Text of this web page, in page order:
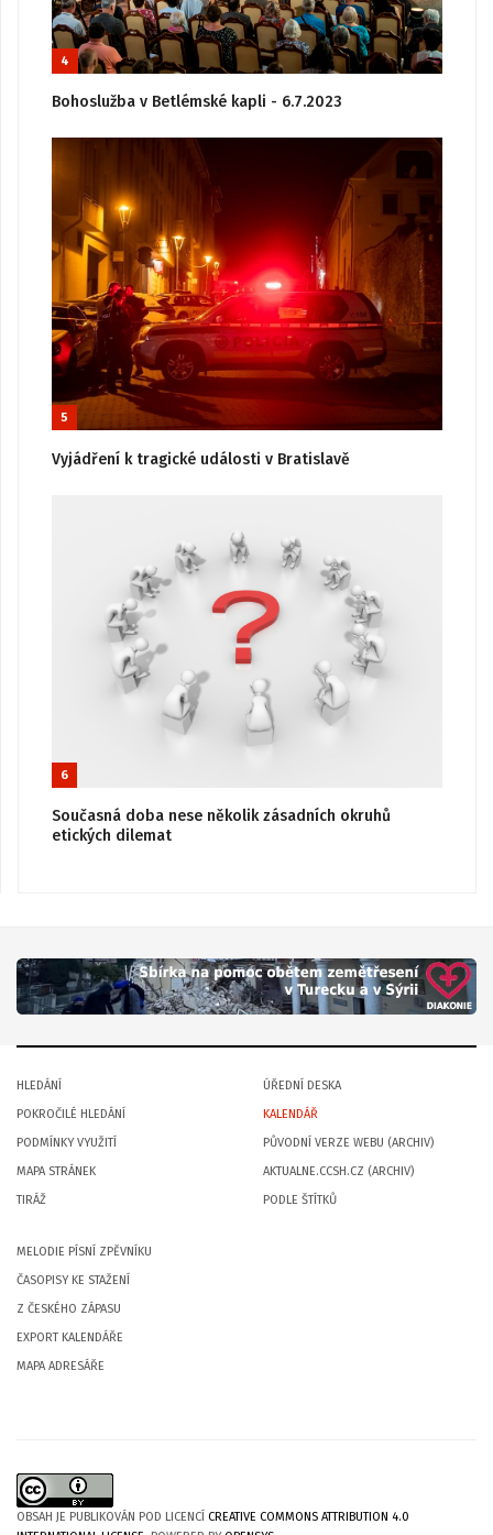
4
Bohoslužba v Betlémské kapli - 6.7.2023
5
Vyjádření k tragické události v Bratislavě
6
Současná doba nese několik zásadních okruhů
etických dilemat
HLEDÁNÍ
POKROČILÉ HLEDÁNÍ
PODMÍNKY VYUŽITÍ
MAPA STRÁNEK
TIRÁŽ
ÚŘEDNÍ DESKA
KALENDÁŘ
PŮVODNÍ VERZE WEBU (ARCHIV)
AKTUALNE.CCSH.CZ (ARCHIV)
PODLE ŠTÍTKŮ
MELODIE PÍSNÍ ZPĚVNÍKU
ČASOPISY KE STAŽENÍ
Z ČESKÉHO ZÁPASU
EXPORT KALENDÁŘE
MAPA ADRESÁŘE
OBSAH JE PUBLIKOVÁN POD LICENCÍ CREATIVE COMMONS ATTRIBUTION 4.0